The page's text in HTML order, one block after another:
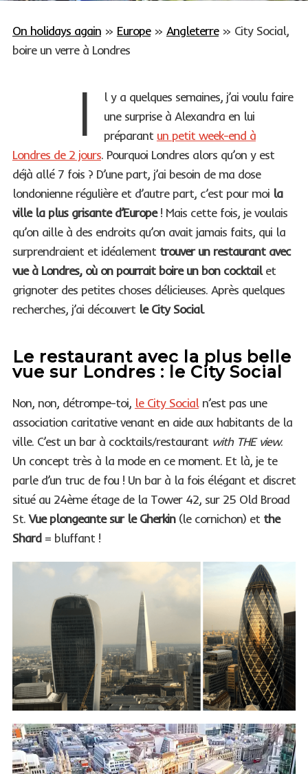
On holidays again» Europe» Angleterre» City Social,
boire un verre à Londres
I
l y a quelques semaines, j’ai voulu faire
une surprise à Alexandra en lui
préparant un petit week-end à
Londres de 2 jours. Pourquoi Londres alors qu’on y est
déjà allé 7 fois ? D’une part, j’ai besoin de ma dose
londonienne régulière et d’autre part, c’est pour moi la
ville la plus grisante d’Europe! Mais cette fois, je voulais
qu’on aille à des endroits qu’on avait jamais faits, qui la
surprendraient et idéalement trouver un restaurant avec
vue à Londres, où on pourrait boire un bon cocktailet
grignoter des petites choses délicieuses. Après quelques
recherches, j’ai découvert le City Social.
Le restaurant avec la plus belle
vue sur Londres : le City Social
Non, non, détrompe-toi, le City Socialn’est pas une
association caritative venant en aide aux habitants de la
ville. C’est un bar à cocktails/restaurant with THE view.
Un concept très à la mode en ce moment. Et là, je te
parle d’un truc de fou ! Un bar à la fois élégant et discret
situé au 24ème étage de la Tower 42, sur 25 Old Broad
St.Vue plongeante sur le Gherkin(le cornichon) et the
Shard= bluffant !